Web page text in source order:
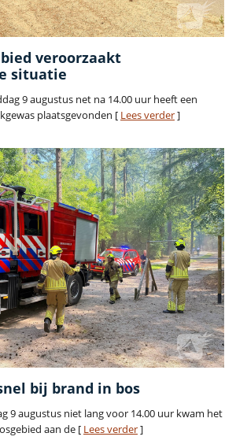
veroorzaakt
situatie
9 augustus net na 14.00 uur heeft een
plaatsgevonden [ Lees verder]
bij brand in bos
9 augustus niet lang voor 14.00 uur kwam het
aan de [ Lees verder]